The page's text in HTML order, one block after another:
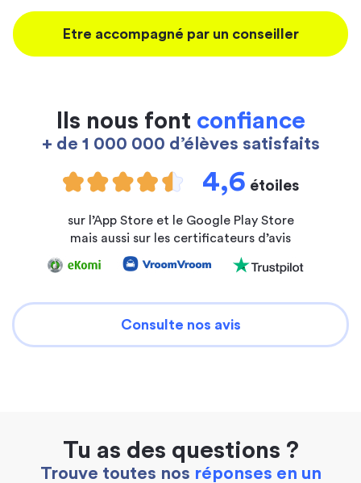
Etre accompagné par un conseiller
Ils nous font confiance
+ de 1 000 000 d’élèves satisfaits
4,6 étoiles
sur l’App Store et le Google Play Store
mais aussi sur les certificateurs d’avis
Consulte nos avis
Tu as des questions ?
Trouve toutes nos réponses en un